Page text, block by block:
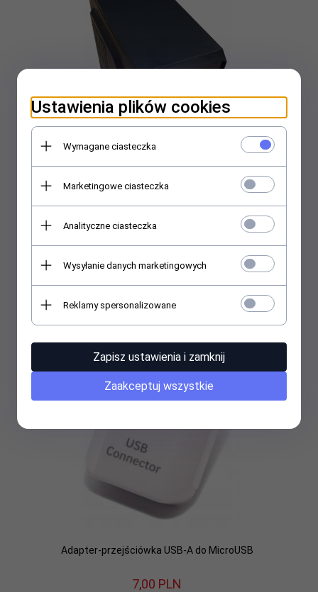
120GB+320GB HDD/Napęd DVD-RW/750W
Adapter-przejściówka USB-A do MicroUSB
7,00 PLN
Ustawienia plików cookies
Wymagane ciasteczka
Marketingowe ciasteczka
Analityczne ciasteczka
Wysyłanie danych marketingowych
Reklamy spersonalizowane
Zapisz ustawienia i zamknij
Zaakceptuj wszystkie